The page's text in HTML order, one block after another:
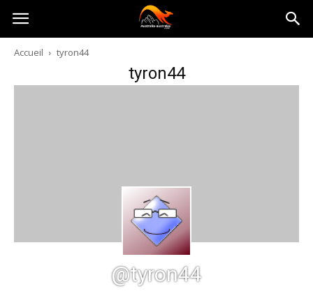
Australia-
australie.com
Accueil tyron44
tyron44
@tyron44